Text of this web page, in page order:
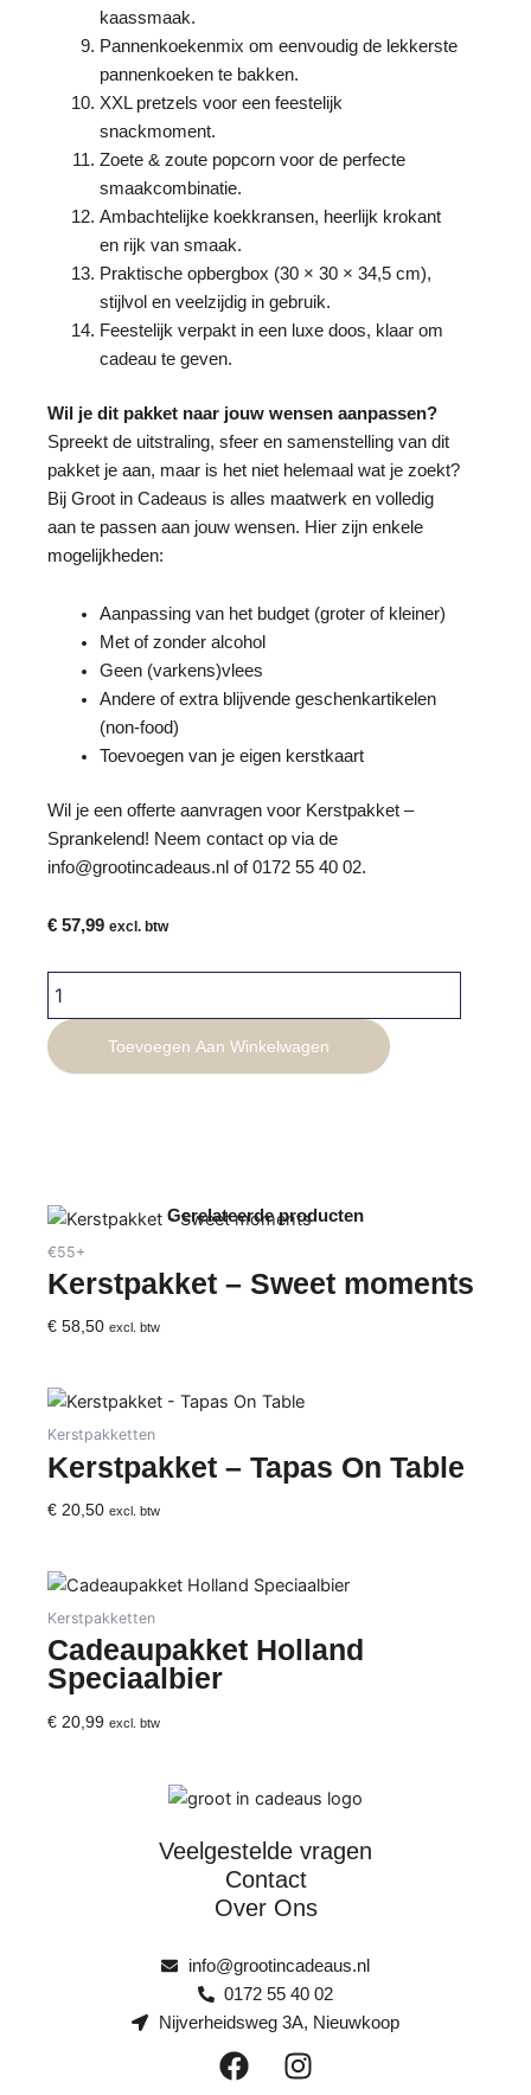
kaassmaak.
Pannenkoekenmix om eenvoudig de lekkerste
pannenkoeken te bakken.
XXL pretzels voor een feestelijk
snackmoment.
Zoete & zoute popcorn voor de perfecte
smaakcombinatie.
Ambachtelijke koekkransen, heerlijk krokant
en rijk van smaak.
Praktische opbergbox (30 × 30 × 34,5 cm),
stijlvol en veelzijdig in gebruik.
Feestelijk verpakt in een luxe doos, klaar om
cadeau te geven.
Wil je dit pakket naar jouw wensen aanpassen?
Spreekt de uitstraling, sfeer en samenstelling van dit
pakket je aan, maar is het niet helemaal wat je zoekt?
Bij Groot in Cadeaus is alles maatwerk en volledig
aan te passen aan jouw wensen. Hier zijn enkele
mogelijkheden:
Aanpassing van het budget (groter of kleiner)
Met of zonder alcohol
Geen (varkens)vlees
Andere of extra blijvende geschenkartikelen
(non-food)
Toevoegen van je eigen kerstkaart
Wil je een offerte aanvragen voor Kerstpakket –
Sprankelend! Neem contact op via de
info@grootincadeaus.nl of0172 55 40 02.
€ 57,99 excl. btw
Sprankelend
aantal
Toevoegen Aan Winkelwagen
Gerelateerde producten
€55+
Kerstpakket – Sweet moments
€ 58,50 excl. btw
Kerstpakketten
Kerstpakket – Tapas On Table
€ 20,50 excl. btw
Kerstpakketten
Cadeaupakket Holland
Speciaalbier
€ 20,99 excl. btw
Veelgestelde vragen
Contact
Over Ons
info@grootincadeaus.nl
0172 55 40 02
Nijverheidsweg 3A, Nieuwkoop
F
a
I
n